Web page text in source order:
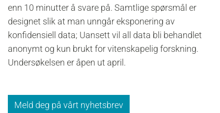
enn 10 minutter å svare på. Samtlige spørsmål er
designet slik at man unngår eksponering av
konfidensiell data; Uansett vil all data bli behandlet
anonymt og kun brukt for vitenskapelig forskning.
Undersøkelsen er åpen ut april.
Meld deg på vårt nyhetsbrev